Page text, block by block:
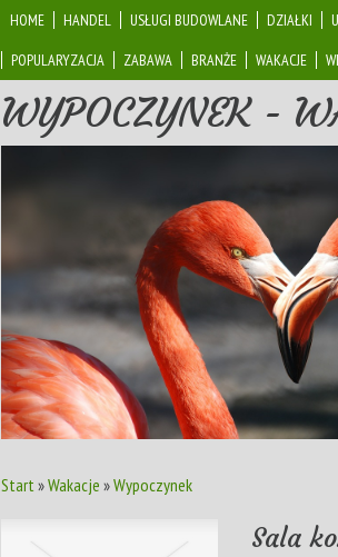
HOME HANDEL USŁUGI BUDOWLANE DZIAŁKI
POPULARYZACJA
ZABAWA BRANŻE WAKACJE
WYPOCZYNEK -
Start »Wakacje »Wypoczynek
Sala